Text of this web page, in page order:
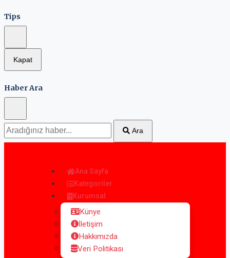
Tips
Kapat
Haber Ara
Ara
Ana Sayfa
Kategoriler
Kurumsal
Künye
İletişim
Hakkımızda
Veri Politikası